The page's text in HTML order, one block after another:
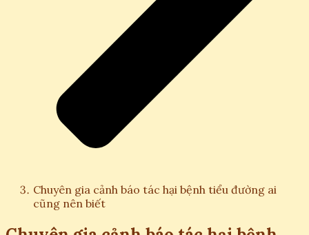
Chuyên gia cảnh báo tác hại bệnh tiểu đường ai
cũng nên biết